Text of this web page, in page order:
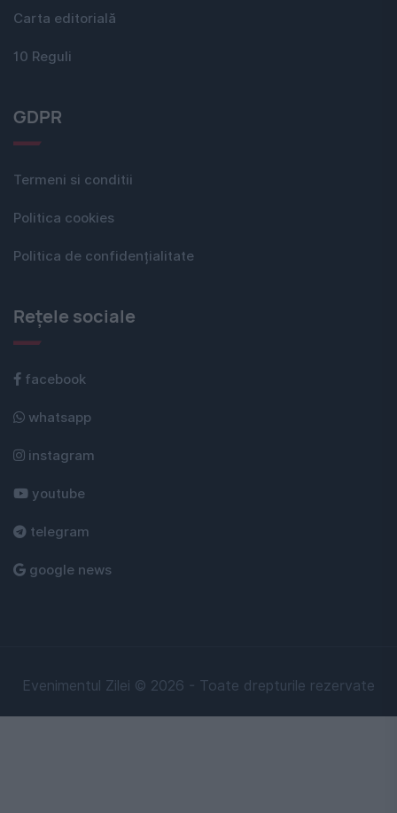
Carta editorială
10 Reguli
GDPR
Termeni si conditii
Politica cookies
Politica de confidențialitate
Rețele sociale
facebook
whatsapp
instagram
youtube
telegram
google news
Evenimentul Zilei © 2026 - Toate drepturile rezervate